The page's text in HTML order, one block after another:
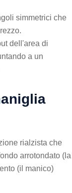
simmetrici che
dell'area di
a un
rialzista che
arrotondato (la
(il manico)